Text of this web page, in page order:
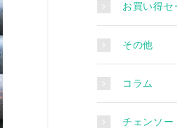
お買い得セ
その他
コラム
チェンソー